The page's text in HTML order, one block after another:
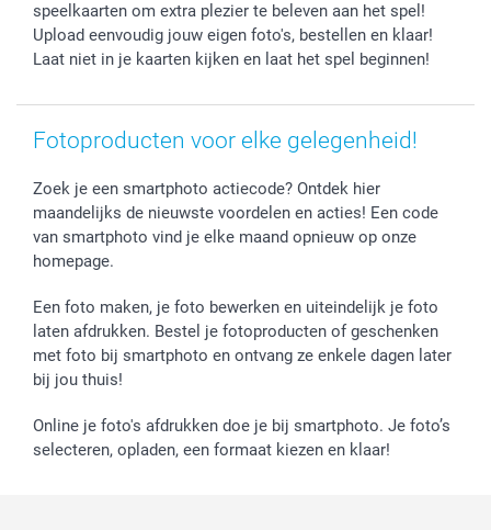
Prijslijst
Jobs & Stages
Investor Relations
smartfriends
speelkaarten om extra plezier te beleven aan het spel!
Upload eenvoudig jouw eigen foto's, bestellen en klaar!
Laat niet in je kaarten kijken en laat het spel beginnen!
Fotoproducten voor elke gelegenheid!
Zoek je een smartphoto actiecode? Ontdek hier
maandelijks de nieuwste voordelen en acties! Een code
van smartphoto vind je elke maand opnieuw op onze
homepage.
Een foto maken, je foto bewerken en uiteindelijk je foto
laten afdrukken. Bestel je fotoproducten of geschenken
met foto bij smartphoto en ontvang ze enkele dagen later
bij jou thuis!
Online je foto's afdrukken doe je bij smartphoto. Je foto’s
selecteren, opladen, een formaat kiezen en klaar!